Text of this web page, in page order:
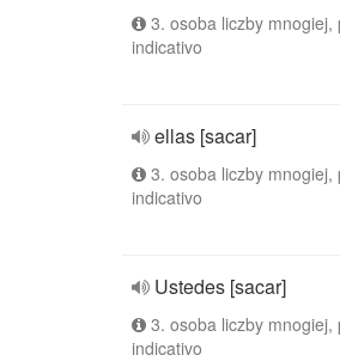
3. osoba liczby
indicativo
ellas [sacar]
3. osoba liczby
indicativo
Ustedes [sacar]
3. osoba liczby
indicativo